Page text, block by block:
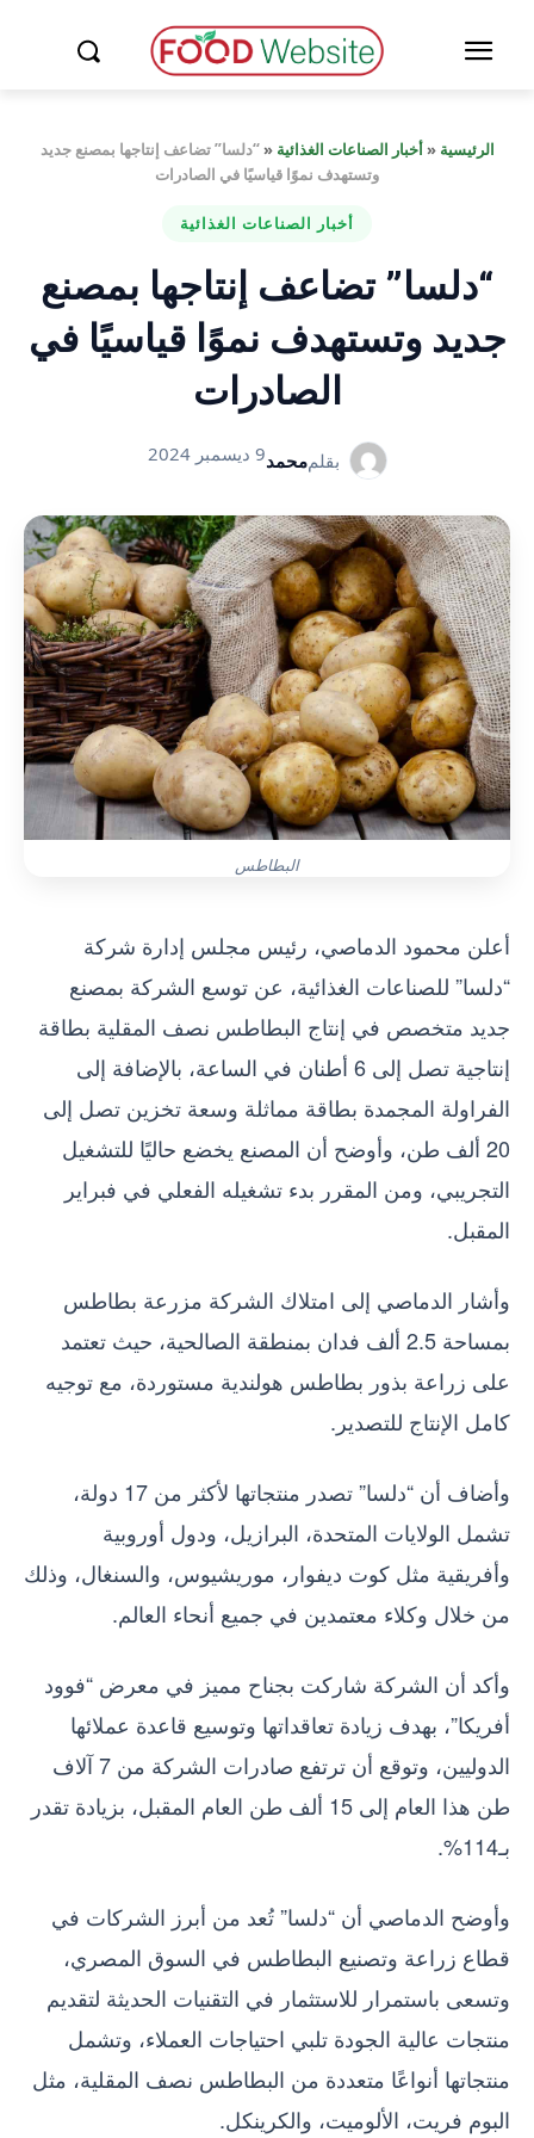
الرئيسية «أخبار الصناعات الغذائية «“دلسا” تضاعف إنتاجها بمصنع جديد
وتستهدف نموًا قياسيًا في الصادرات
أخبار الصناعات الغذائية
“دلسا” تضاعف إنتاجها بمصنع
جديد وتستهدف نموًا قياسيًا في
الصادرات
بقلممحمد9 ديسمبر 2024
البطاطس
أعلن محمود الدماصي، رئيس مجلس إدارة شركة
“دلسا” للصناعات الغذائية، عن توسع الشركة بمصنع
جديد متخصص في إنتاج البطاطس نصف المقلية بطاقة
إنتاجية تصل إلى 6 أطنان في الساعة، بالإضافة إلى
الفراولة المجمدة بطاقة مماثلة وسعة تخزين تصل إلى
20 ألف طن، وأوضح أن المصنع يخضع حاليًا للتشغيل
التجريبي، ومن المقرر بدء تشغيله الفعلي في فبراير
المقبل.
وأشار الدماصي إلى امتلاك الشركة مزرعة بطاطس
بمساحة 2.5 ألف فدان بمنطقة الصالحية، حيث تعتمد
على زراعة بذور بطاطس هولندية مستوردة، مع توجيه
كامل الإنتاج للتصدير.
وأضاف أن “دلسا” تصدر منتجاتها لأكثر من 17 دولة،
تشمل الولايات المتحدة، البرازيل، ودول أوروبية
وأفريقية مثل كوت ديفوار، موريشيوس، والسنغال، وذلك
من خلال وكلاء معتمدين في جميع أنحاء العالم.
وأكد أن الشركة شاركت بجناح مميز في معرض “فوود
أفريكا”، بهدف زيادة تعاقداتها وتوسيع قاعدة عملائها
الدوليين، وتوقع أن ترتفع صادرات الشركة من 7 آلاف
طن هذا العام إلى 15 ألف طن العام المقبل، بزيادة تقدر
بـ114%.
وأوضح الدماصي أن “دلسا” تُعد من أبرز الشركات في
قطاع زراعة وتصنيع البطاطس في السوق المصري،
وتسعى باستمرار للاستثمار في التقنيات الحديثة لتقديم
منتجات عالية الجودة تلبي احتياجات العملاء، وتشمل
منتجاتها أنواعًا متعددة من البطاطس نصف المقلية، مثل
البوم فريت، الألوميت، والكرينكل.